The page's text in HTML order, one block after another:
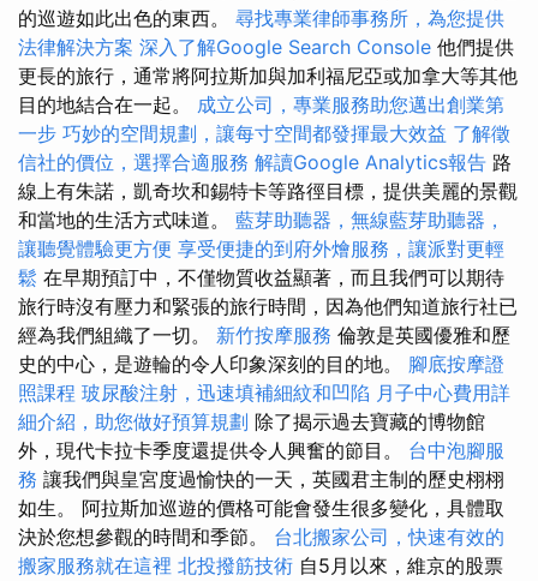
的巡遊如此出色的東西。 尋找專業律師事務所，為您提供
法律解決方案 深入了解Google Search Console 他們提供
更長的旅行，通常將阿拉斯加與加利福尼亞或加拿大等其他
目的地結合在一起。 成立公司，專業服務助您邁出創業第
一步 巧妙的空間規劃，讓每寸空間都發揮最大效益 了解徵
信社的價位，選擇合適服務 解讀Google Analytics報告 路
線上有朱諾，凱奇坎和錫特卡等路徑目標，提供美麗的景觀
和當地的生活方式味道。 藍芽助聽器，無線藍芽助聽器，
讓聽覺體驗更方便 享受便捷的到府外燴服務，讓派對更輕
鬆 在早期預訂中，不僅物質收益顯著，而且我們可以期待
旅行時沒有壓力和緊張的旅行時間，因為他們知道旅行社已
經為我們組織了一切。 新竹按摩服務 倫敦是英國優雅和歷
史的中心，是遊輪的令人印象深刻的目的地。 腳底按摩證
照課程 玻尿酸注射，迅速填補細紋和凹陷 月子中心費用詳
細介紹，助您做好預算規劃 除了揭示過去寶藏的博物館
外，現代卡拉卡季度還提供令人興奮的節目。 台中泡腳服
務 讓我們與皇宮度過愉快的一天，英國君主制的歷史栩栩
如生。 阿拉斯加巡遊的價格可能會發生很多變化，具體取
決於您想參觀的時間和季節。 台北搬家公司，快速有效的
搬家服務就在這裡 北投撥筋技術 自5月以來，維京的股票